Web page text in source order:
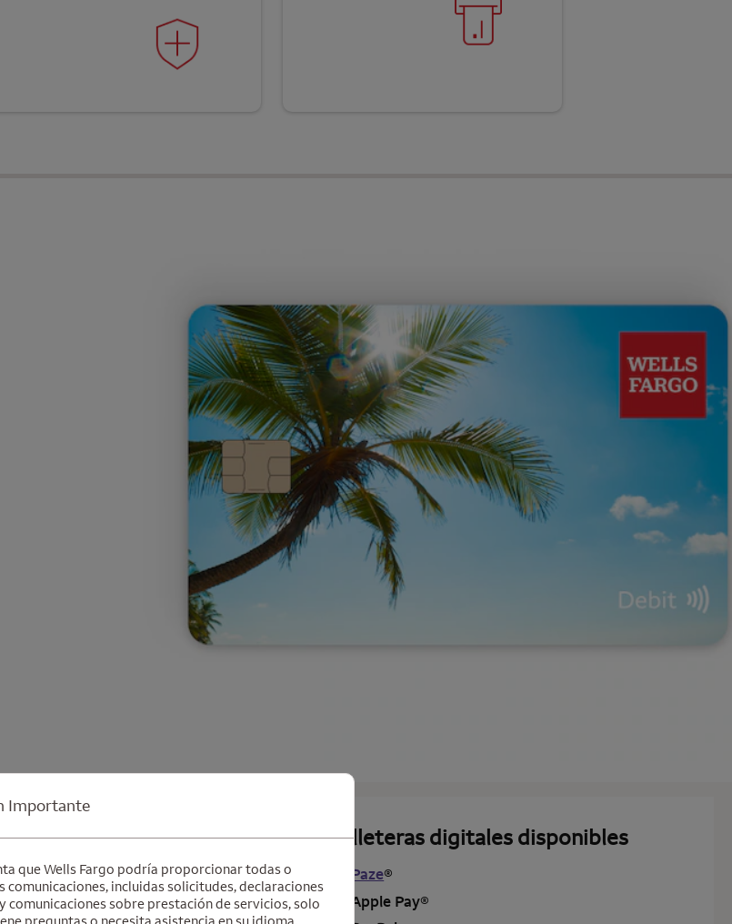
su tarjeta a una billetera
nota al pie Billeteras digitales disponibles
Paze®
Apple Pay®
Importante
que Wells Fargo podría proporcionar todas o
comunicaciones, incluidas solicitudes, declaraciones
comunicaciones sobre prestación de servicios, solo
preguntas o necesita asistencia en su idioma,